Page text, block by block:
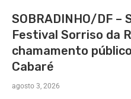
SOBRADINHO/DF –
Festival Sorriso da
chamamento
Cabaré
agosto 3, 2026